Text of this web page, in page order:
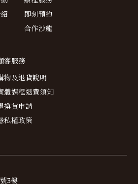
即刻預約
合作沙龍
客服務
物及退貨說明
體課程退費須知
換貨申請
私權政策
3樓